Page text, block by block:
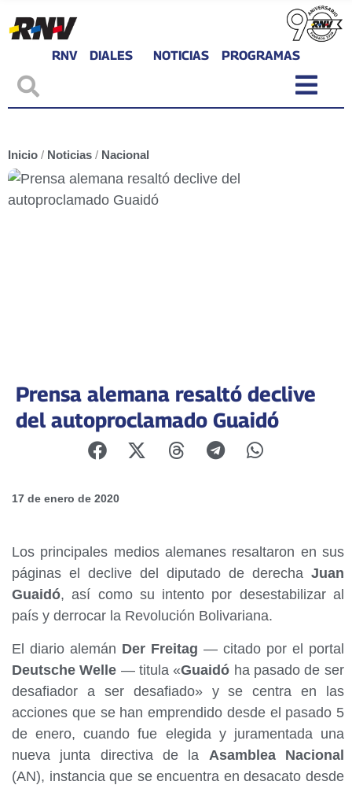
RNV DIALES NOTICIAS PROGRAMAS
Inicio / Noticias / Nacional
Prensa alemana resaltó declive
del autoproclamado Guaidó
17 de enero de 2020
Los principales medios alemanes resaltaron en sus
páginas el declive del diputado de derecha Juan
Guaidó, así como su intento por desestabilizar al
país y derrocar la Revolución Bolivariana.
El diario alemán Der Freitag — citado por el portal
Deutsche Welle — titula «Guaidó ha pasado de ser
desafiador a ser desafiado» y se centra en las
acciones que se han emprendido desde el pasado 5
de enero, cuando fue elegida y juramentada una
nueva junta directiva de la Asamblea Nacional
(AN), instancia que se encuentra en desacato desde